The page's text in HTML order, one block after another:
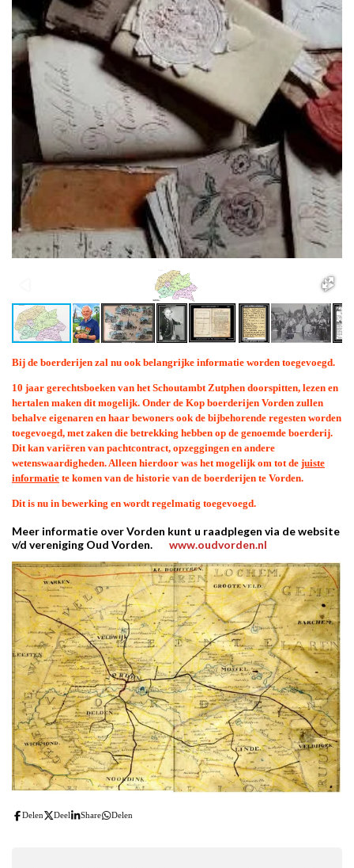
Bij de boerderijen zal nu ook belangrijke informatie worden toegevoegd.
10 jaar gerechtsboeken van het Schoutambt Zutphen doorspitten, lezen en
hertalen maken dit mogelijk. Onder de Kop boerderijen Vorden zullen
behalve eigenaren en haar bewoners ook de bijbehorende regesten worden
toegevoegd, met zaken die betrekking hebben op de genoemde boerderij.
Dit kan variëren van pachtcontract, opzeggingen en andere
wetenswaardigheden. Alleen hierdoor was het mogelijk om tot de juiste
informatie te komen van de historie van de boerderijen te Vorden.
Ditis nu in bewerking en wordt regelmatig toegevoegd.
Meer informatie over Vorden kunt u raadplegen via de website
v/d vereniging Oud Vorden. www.oudvorden.nl
Delen Deel Share Delen